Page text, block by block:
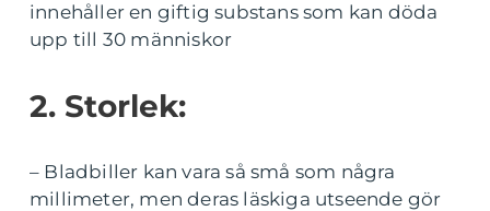
innehåller en giftig substans som kan döda
upp till 30 människor
2. Storlek:
– Bladbiller kan vara så små som några
millimeter, men deras läskiga utseende gör